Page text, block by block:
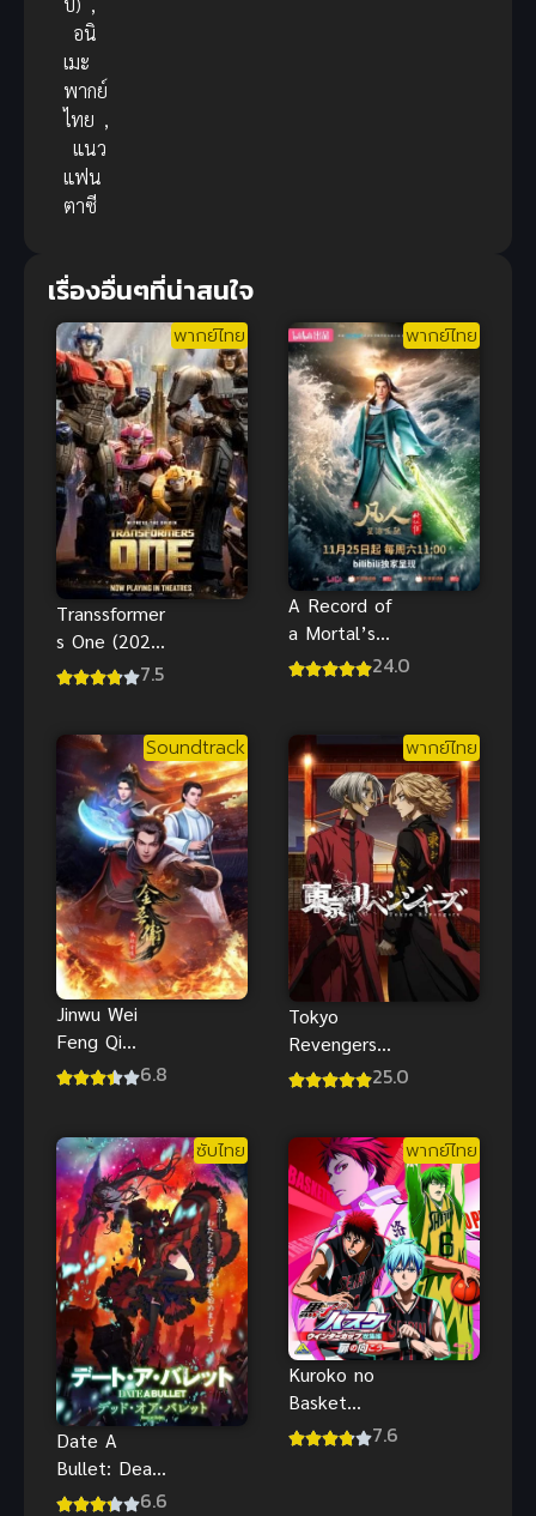
อนิ
เมะ
พากย์
ไทย ,
แนว
แฟน
ตาซี
เรื่องอื่นๆที่น่าสนใจ
พากย์ไทย
Transsformer
s One (2024)
ทรานส์ฟอร์เม
มัส ไพรม์
7.5
พากย์ไทย
A Record of
a Mortal’s
Journey to24.0
Soundtrack
Jinwu Wei
Feng Qi
Jinling จินหวู่
หลิง
6.8
พากย์ไทย
Tokyo
Revengers
Tenjiku
25.0
ซับไทย
Date A
Bullet: Dead
or Bullet ซับ
6.6
พากย์ไทย
Kuroko no
Basket
Movie 3 วิน7.6